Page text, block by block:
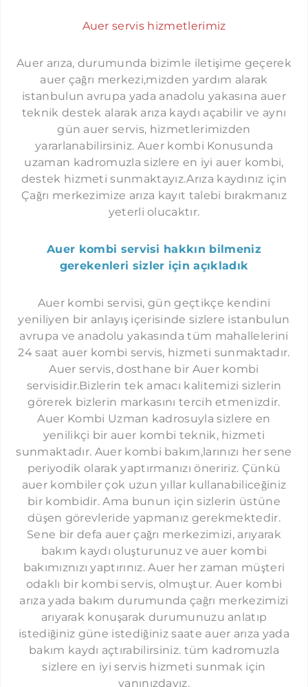
Auer servis hizmetlerimiz
Auer arıza, durumunda bizimle iletişime geçerek
auer çağrı merkezi,mizden yardım alarak
istanbulun avrupa yada anadolu yakasına auer
teknik destek alarak arıza kaydı açabilir ve aynı
gün auer servis, hizmetlerimizden
yararlanabilirsiniz. Auer kombi Konusunda
uzaman kadromuzla sizlere en iyi auer kombi,
destek hizmeti sunmaktayız.Arıza kaydınız için
Çağrı merkezimize arıza kayıt talebi bırakmanız
yeterli olucaktır.
Auer kombi servisi hakkın bilmeniz
gerekenleri sizler için açıkladık
Auer kombi servisi, gün geçtikçe kendini
yeniliyen bir anlayış içerisinde sizlere istanbulun
avrupa ve anadolu yakasında tüm mahallelerini
24 saat auer kombi servis, hizmeti sunmaktadır.
Auer servis, dosthane bir Auer kombi
servisidir.Bizlerin tek amacı kalitemizi sizlerin
görerek bizlerin markasını tercih etmenizdir.
Auer Kombi Uzman kadrosuyla sizlere en
yenilikçi bir auer kombi teknik, hizmeti
sunmaktadır. Auer kombi bakım,larınızı her sene
periyodik olarak yaptırmanızı öneririz. Çünkü
auer kombiler çok uzun yıllar kullanabiliceğiniz
bir kombidir. Ama bunun için sizlerin üstüne
düşen görevleride yapmanız gerekmektedir.
Sene bir defa auer çağrı merkezimizi, arıyarak
bakım kaydı oluşturunuz ve auer kombi
bakımıznızı yaptırınız. Auer her zaman müşteri
odaklı bir kombi servis, olmuştur. Auer kombi
arıza yada bakım durumunda çağrı merkezimizi
arıyarak konuşarak durumunuzu anlatıp
istediğiniz güne istediğiniz saate auer arıza yada
bakım kaydı açtırabilirsiniz. tüm kadromuzla
sizlere en iyi servis hizmeti sunmak için
yanınızdayız.
YAKUPLU AUER SERVISI
KAVAKLI AUER SERVISI
GÜRPINAR AUER SERVISI
SELIMPAŞA AUER SERVISI
KUMBURGAZ AUER SERVISI
GÖKTÜRK AUER SERVISI
KEMERBURGAZ AUER SERVISI
SULTANÇIFTLIĞI AUER SERVISI
MECIDIYEKÖY AUER SERVISI
NIŞANTAŞI AUER SERVISI
ORTAKÖY AUER SERVISI
ETILER AUER SERVISI
YENIBOSNA AUER SERVISI
ŞIRINEVLER AUER SERVISI
LEVENT AUER SERVISI
ÇAĞLAYAN AUER SERVISI
SEFAKÖY AUER SERVISI
YEŞILKÖY AUER SERVISI
YEŞILYURT AUER SERVISI
FLORYA AUER SERVISI
ÇAPA AUER SERVISI
CERRAHPAŞA AUER SERVISI
KOCAMUSTAFAPAŞA AUER SERVISI
KASIMPAŞA AUER SERVISI
GÜNEŞLI AUER SERVISI
HAZNEDAR AUER SERVISI
DOLCEVITA SERVISI İSTANBUL
İMMERGAS SERVISI İSTANBUL